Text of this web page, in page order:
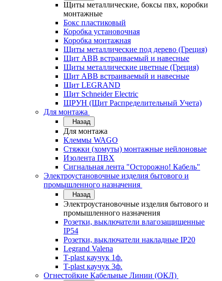
Щиты металлические, боксы пвх, коробки
монтажные
Бокс пластиковый
Коробка установочная
Коробка монтажная
Щиты металлические под дерево (Греция)
Щит ABB встраиваемый и навесные
Щиты металлические цветные (Греция)
Щит ABB встраиваемый и навесные
Щит LEGRAND
Щит Schneider Electric
ЩРУН (Щит Распределительный Учета)
Для монтажа
Назад
Для монтажа
Клеммы WAGO
Стяжки (хомуты) монтажные нейлоновые
Изолента ПВХ
Сигнальная лента "Осторожно! Кабель"
Электроустановочные изделия бытового и
промышленного назначения
Назад
Электроустановочные изделия бытового и
промышленного назначения
Розетки, выключатели влагозащищенные
IP54
Розетки, выключатели накладные IP20
Legrand Valena
T-plast каучук 1ф.
T-plast каучук 3ф.
Огнестойкие Кабельные Линии (ОКЛ)